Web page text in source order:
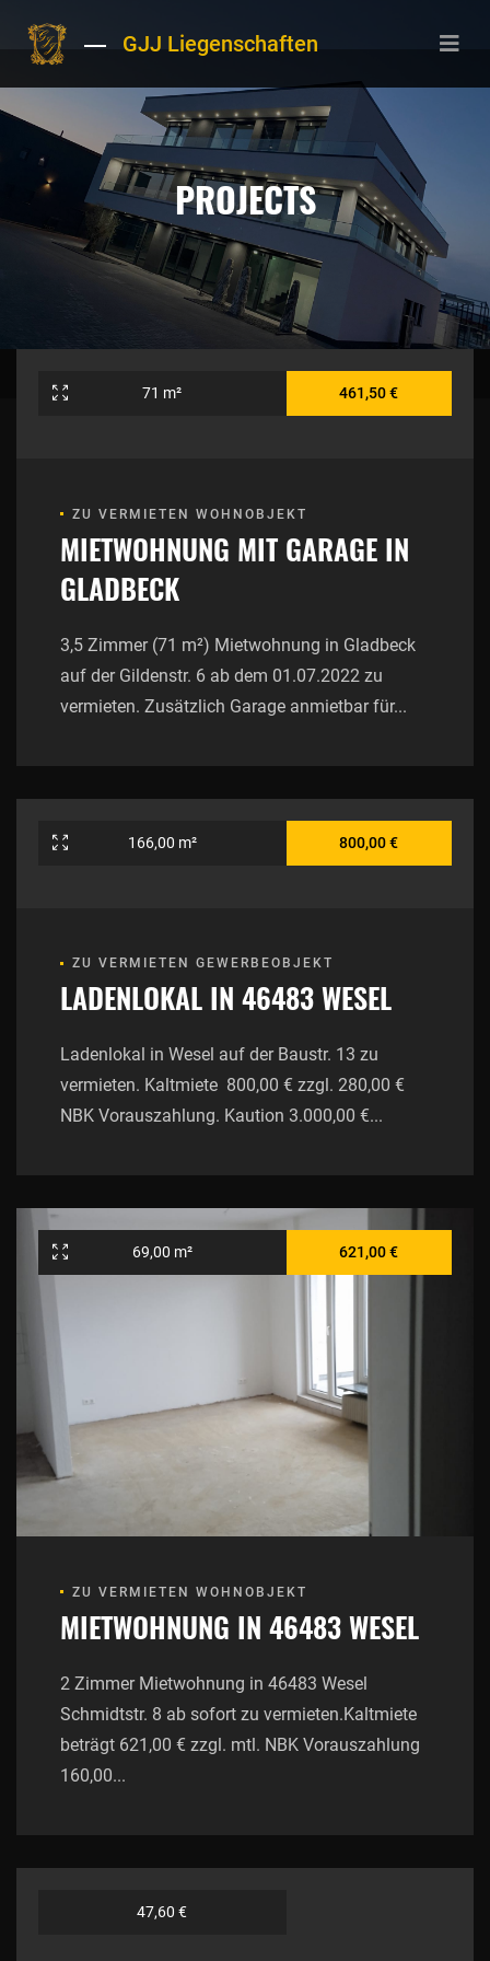
GJJ Liegenschaften
PROJECTS
71 m² 461,50 €
ZU VERMIETEN WOHNOBJEKT
MIETWOHNUNG MIT GARAGE IN
GLADBECK
3,5 Zimmer (71 m²) Mietwohnung in Gladbeck
auf der Gildenstr. 6 ab dem 01.07.2022 zu
vermieten. Zusätzlich Garage anmietbar für...
166,00 m² 800,00 €
ZU VERMIETEN GEWERBEOBJEKT
LADENLOKAL IN 46483 WESEL
Ladenlokal in Wesel auf der Baustr. 13 zu
vermieten. Kaltmiete 800,00 € zzgl. 280,00 €
NBK Vorauszahlung. Kaution 3.000,00 €...
69,00 m² 621,00 €
ZU VERMIETEN WOHNOBJEKT
MIETWOHNUNG IN 46483 WESEL
2 Zimmer Mietwohnung in 46483 Wesel
Schmidtstr. 8 ab sofort zu vermieten.Kaltmiete
beträgt 621,00 € zzgl. mtl. NBK Vorauszahlung
160,00...
47,60 €